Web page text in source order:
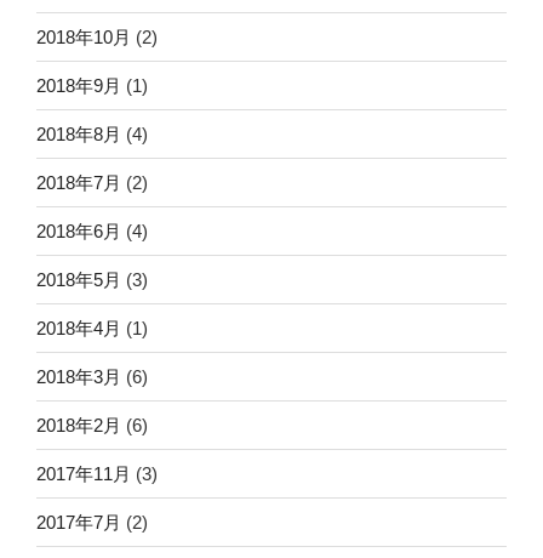
2018年10月 (2)
2018年9月 (1)
2018年8月 (4)
2018年7月 (2)
2018年6月 (4)
2018年5月 (3)
2018年4月 (1)
2018年3月 (6)
2018年2月 (6)
2017年11月 (3)
2017年7月 (2)